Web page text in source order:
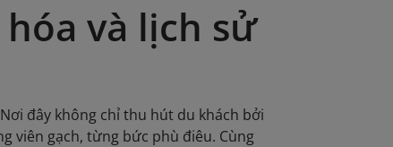
và lịch sử
đây không chỉ thu hút du khách bởi
viên gạch, từng bức phù điêu. Cùng